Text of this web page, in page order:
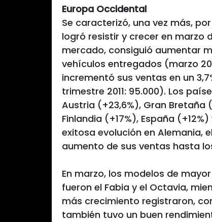
Europa Occidental
Se caracterizó, una vez más,
logró resistir y crecer en marzo
mercado, consiguió aumentar
vehículos entregados (marzo
incrementó sus ventas en un
trimestre 2011: 95.000). Los
Austria (+23,6%), Gran Bretaña
Finlandia (+17%), España
exitosa evolución en Alemania,
aumento de sus ventas hasta
En marzo, los modelos de
fueron el Fabia y el Octavia,
más crecimiento registraron,
también tuvo un buen